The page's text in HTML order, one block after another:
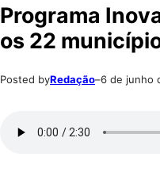
Programa
os 22
Posted byRedação–6 de junho